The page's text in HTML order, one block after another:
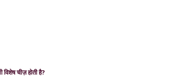
चीज़ होती है?